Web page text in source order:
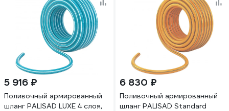
5 916 ₽
Поливочный армированный
шланг PALISAD LUXE 4 слоя,
6 830 ₽
Поливочный армированный
шланг PALISAD Standard